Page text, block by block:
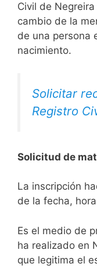
Civil de
cambio de la
de una persona
nacimiento.
Solicitar
Registro
Solicitud de
La inscripción
de la fecha,
Es el medio de
ha realizado en
que legitima el